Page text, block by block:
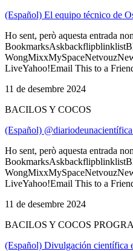
(Español) El equipo técnico de
Ho sent, però aquesta entrada
LiveYahoo!Email This to a
11 de desembre 2024
BACILOS Y COCOS
(Español)
Ho sent, però aquesta entrada
LiveYahoo!Email This to a
11 de desembre 2024
BACILOS Y COCOS
(Español) Divulgación científica